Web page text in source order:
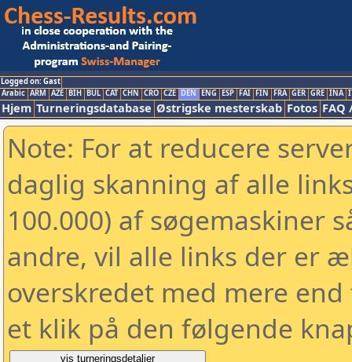
Logged on: Gast
Arabic ARM AZE BIH BUL CAT CHN CRO CZE DEN ENG ESP FAI FIN FRA GER GRE INA
Hjem Turneringsdatabase Østrigske mesterskab Fotos FAQ
Note: For at reducere
daglig skanning af alle
100.000) af søgemaskiner
andre, vil alle links der er
overskredet med mere
et klik på den følgende